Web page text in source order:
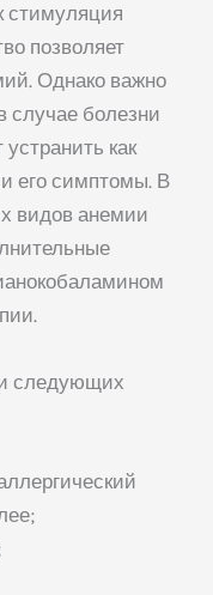
стимуляция
позволяет
Однако важно
случае болезни
как
его симптомы. В
видов анемии
следующих